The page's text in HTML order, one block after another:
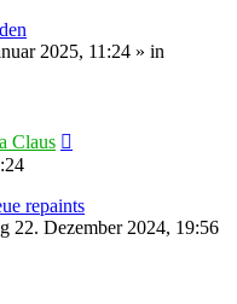
2025, 11:24 » in
Claus
repaints
22. Dezember 2024, 19:56